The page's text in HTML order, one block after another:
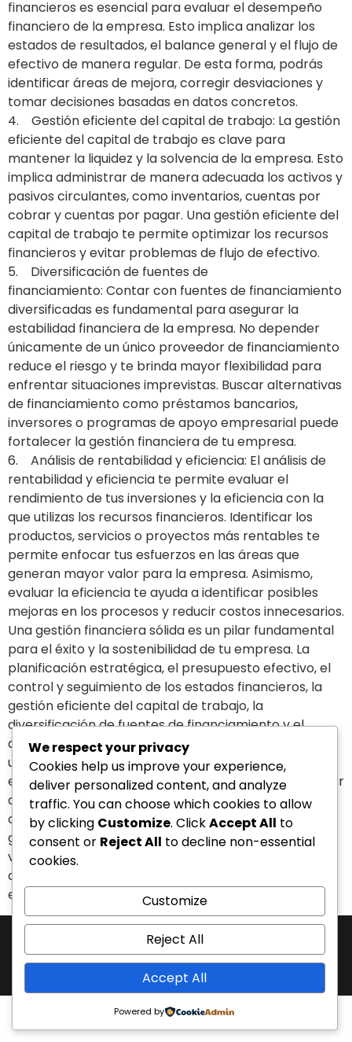
financieros es esencial para evaluar el desempeño
financiero de la empresa. Esto implica analizar los
estados de resultados, el balance general y el flujo de
efectivo de manera regular. De esta forma, podrás
identificar áreas de mejora, corregir desviaciones y
tomar decisiones basadas en datos concretos.
4. Gestión eficiente del capital de trabajo: La gestión
eficiente del capital de trabajo es clave para
mantener la liquidez y la solvencia de la empresa. Esto
implica administrar de manera adecuada los activos y
pasivos circulantes, como inventarios, cuentas por
cobrar y cuentas por pagar. Una gestión eficiente del
capital de trabajo te permite optimizar los recursos
financieros y evitar problemas de flujo de efectivo.
5. Diversificación de fuentes de
financiamiento: Contar con fuentes de financiamiento
diversificadas es fundamental para asegurar la
estabilidad financiera de la empresa. No depender
únicamente de un único proveedor de financiamiento
reduce el riesgo y te brinda mayor flexibilidad para
enfrentar situaciones imprevistas. Buscar alternativas
de financiamiento como préstamos bancarios,
inversores o programas de apoyo empresarial puede
fortalecer la gestión financiera de tu empresa.
6. Análisis de rentabilidad y eficiencia: El análisis de
rentabilidad y eficiencia te permite evaluar el
rendimiento de tus inversiones y la eficiencia con la
que utilizas los recursos financieros. Identificar los
productos, servicios o proyectos más rentables te
permite enfocar tus esfuerzos en las áreas que
generan mayor valor para la empresa. Asimismo,
evaluar la eficiencia te ayuda a identificar posibles
mejoras en los procesos y reducir costos innecesarios.
Una gestión financiera sólida es un pilar fundamental
para el éxito y la sostenibilidad de tu empresa. La
planificación estratégica, el presupuesto efectivo, el
control y seguimiento de los estados financieros, la
gestión eficiente del capital de trabajo, la
diversificación de fuentes de financiamiento y el
análisis de rentabilidad y eficiencia son claves para
una gestión financiera exitosa. Al implementar estas
estrategias, estarás en una posición sólida para tomar
decisiones financieras informadas y asegurar el
crecimiento y la rentabilidad de tu empresa. Si te
gustó nuestro contenido no dudes en compartir esta
valiosa información, de igual manera déjanos tus
comentarios, estamos aquí para servirte. Te
esperamos en nuestro próximo artículo
J-31463317-1 | Corporación de Mercadeo Emotivo, C.A.
La Salle Avenue, “Phelps” Building, 4th Floor, Office PL, “Los Caobos”
All rights reserved.
We respect your privacy
Cookies help us improve your experience,
deliver personalized content, and analyze
traffic. You can choose which cookies to allow
by clicking Customize. ClickAccept All to
consent or Reject All to decline non-essential
cookies.
Customize
Reject All
Accept All
Powered by